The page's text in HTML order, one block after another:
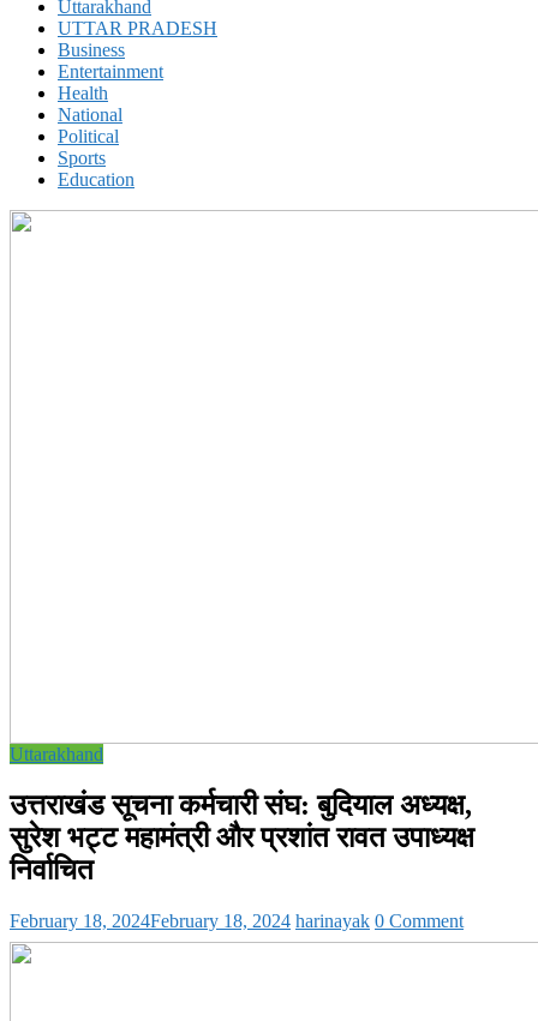
Uttarakhand
UTTAR PRADESH
Business
Entertainment
Health
National
Political
Sports
Education
Uttarakhand
उत्तराखंड सूचना कर्मचारी संघ: बुदियाल अध्यक्ष,
सुरेश भट्ट महामंत्री और प्रशांत रावत उपाध्यक्ष
निर्वाचित
February 18, 2024February 18, 2024 harinayak 0 Comment